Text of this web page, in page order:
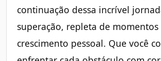
continuação dessa incrível
superação, repleta de
crescimento pessoal. Que você